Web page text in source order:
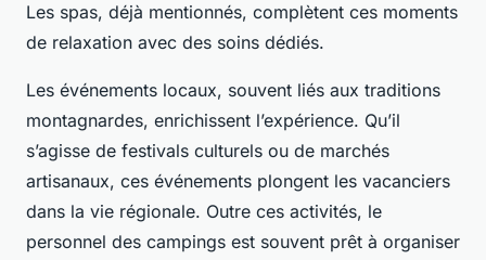
Les spas, déjà mentionnés, complètent ces moments
de relaxation avec des soins dédiés.
Les événements locaux, souvent liés aux traditions
montagnardes, enrichissent l’expérience. Qu’il
s’agisse de festivals culturels ou de marchés
artisanaux, ces événements plongent les vacanciers
dans la vie régionale. Outre ces activités, le
personnel des campings est souvent prêt à organiser